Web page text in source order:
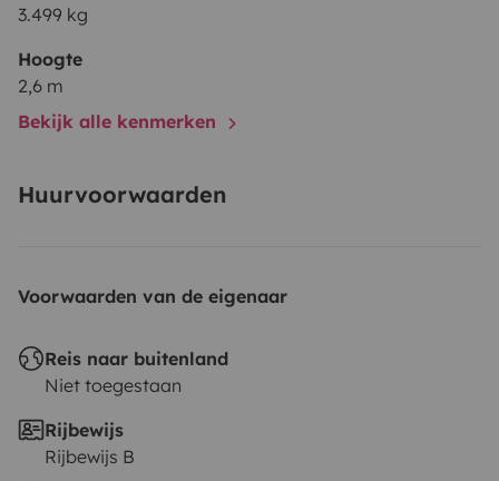
3.499 kg
Hoogte
2,6 m
Bekijk alle kenmerken
Huurvoorwaarden
Voorwaarden van de eigenaar
Reis naar buitenland
Niet toegestaan
Rijbewijs
Rijbewijs B